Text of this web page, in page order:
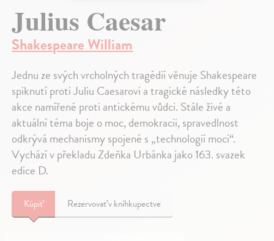
Julius Caesar
Shakespeare William
Jednu ze svých vrcholných tragédií věnuje Shakespeare
spiknutí proti Juliu Caesarovi a tragické následky této
akce namířené proti antickému vůdci. Stále živé a
aktuální téma boje o moc, demokracii, spravedlnost
odkrývá mechanismy spojené s „technologií moci“.
Vychází v překladu Zdeňka Urbánka jako 163. svazek
edice D.
Kúpiť Rezervovať v kníhkupectve